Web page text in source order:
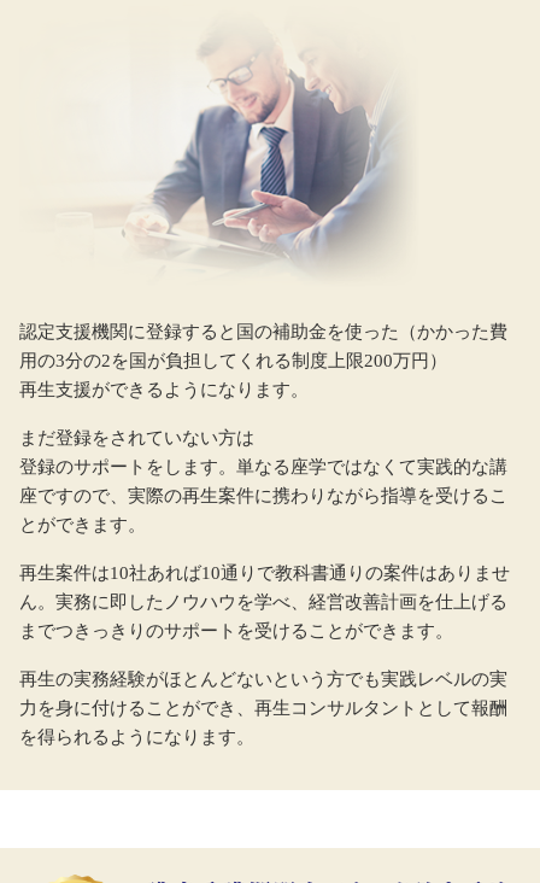
認定支援機関に登録すると国の補助金を使った（かかった費
用の3分の2を国が負担してくれる制度上限200万円）
再生支援ができるようになります。
まだ登録をされていない方は
登録のサポートをします。単なる座学ではなくて実践的な講
座ですので、実際の再生案件に携わりながら指導を受けるこ
とができます。
再生案件は10社あれば10通りで教科書通りの案件はありませ
ん。実務に即したノウハウを学べ、経営改善計画を仕上げる
までつきっきりのサポートを受けることができます。
再生の実務経験がほとんどないという方でも実践レベルの実
力を身に付けることができ、再生コンサルタントとして報酬
を得られるようになります。